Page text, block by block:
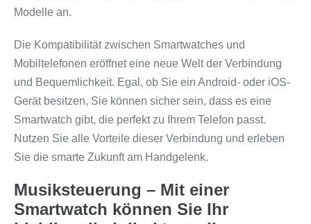
Modelle an.
Die Kompatibilität zwischen Smartwatches und
Mobiltelefonen eröffnet eine neue Welt der Verbindung
und Bequemlichkeit. Egal, ob Sie ein Android- oder iOS-
Gerät besitzen, Sie können sicher sein, dass es eine
Smartwatch gibt, die perfekt zu Ihrem Telefon passt.
Nutzen Sie alle Vorteile dieser Verbindung und erleben
Sie die smarte Zukunft am Handgelenk.
Musiksteuerung – Mit einer
Smartwatch können Sie Ihr